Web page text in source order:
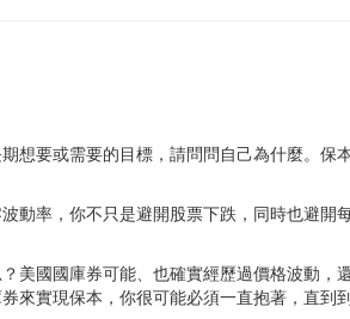
想要或需要的目標，請問問自己為什麼。保
動率，你不只是避開股票下跌，同時也避開
美國國庫券可能、也確實經歷過價格波動，
實現保本，你很可能必須一直抱著，直到到